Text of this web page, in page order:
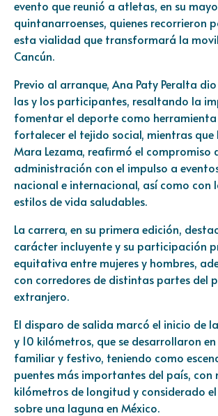
evento que reunió a atletas, en su
quintanarroenses, quienes recorrieron
esta vialidad que transformará la
Cancún.
Previo al arranque, Ana Paty Peralta
las y los participantes, resaltando la
fomentar el deporte como
fortalecer el tejido social, mientras
Mara Lezama, reafirmó el compromiso
administración con el impulso a
nacional e internacional, así como con
estilos de vida saludables.
La carrera, en su primera edición,
carácter incluyente y su participación
equitativa entre mujeres y hombres,
con corredores de distintas partes del
extranjero.
El disparo de salida marcó el inicio de
y 10 kilómetros, que se desarrollaron
familiar y festivo, teniendo como
puentes más importantes del país, con
kilómetros de longitud y considerado
sobre una laguna en México.